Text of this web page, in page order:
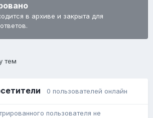
в архиве и закрыта для
тем
0 пользователей онлайн
пользователя не